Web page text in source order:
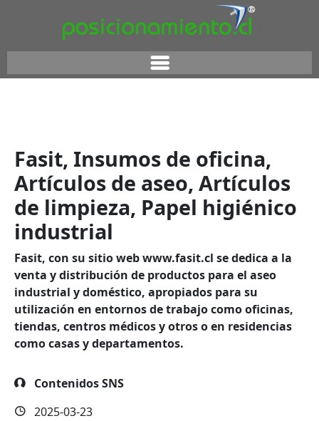
Fasit, Insumos de oficina,
Artículos de aseo, Artículos
de limpieza, Papel higiénico
industrial
Fasit, con su sitio webwww.fasit.cl se dedica a la
venta y distribución de productos para el aseo
industrial y doméstico, apropiados para su
utilización en entornos de trabajo como oficinas,
tiendas, centros médicos y otros o en residencias
como casas y departamentos.
Contenidos SNS
2025-03-23